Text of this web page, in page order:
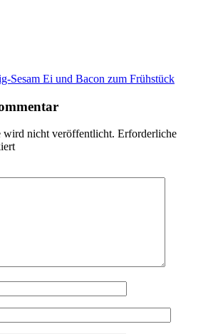
Sesam Ei und Bacon zum Frühstück
wird nicht veröffentlicht. Erforderliche